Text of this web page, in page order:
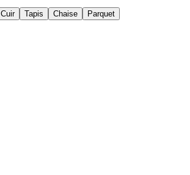
Cuir Tapis Chaise Parquet